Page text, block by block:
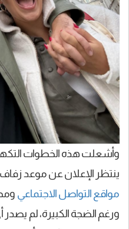
وأشعلت هذه الخطوات
ينتظر الإعلان عن موعد زفاف
مواقع التواصل الاجتماعي
ورغم الضجة الكبيرة، لم